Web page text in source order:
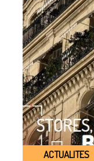
ACTUALITES